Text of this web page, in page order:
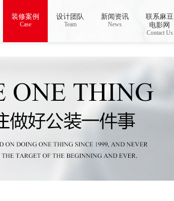
码乱码国产精品麻豆
装修案例
Case
设计团队
Team
新闻资讯
News
联系麻豆
电影网
Contact Us